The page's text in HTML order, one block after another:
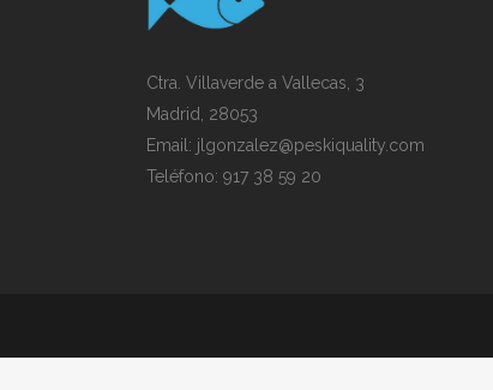
Ctra. Villaverde a Vallecas, 3
Madrid, 28053
Email: jlgonzalez@peskiquality.com
Teléfono: 917 38 59 20